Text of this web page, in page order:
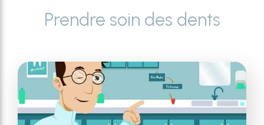
Prendre soin des dents